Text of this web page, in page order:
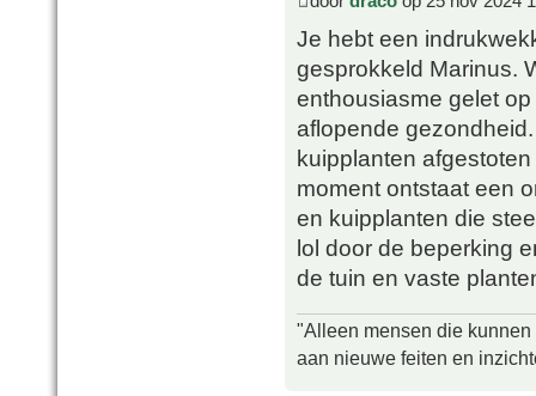
Je hebt een
gesprokkeld Marinus.
enthousiasme gelet
aflopende
kuipplanten
moment ontstaat een
en kuipplanten die
lol door de beperking
de tuin en vaste
"Alleen mensen die
aan nieuwe feiten en